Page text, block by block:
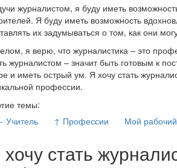
журналистом, я буду иметь
Я буду иметь возможность
их задумываться о том, как они
я верю, что журналистика – это
журналистом – значит быть готовым к
и иметь острый ум. Я хочу стать
профессии.
темы:
Учитель
↑ Профессии Мой
стать